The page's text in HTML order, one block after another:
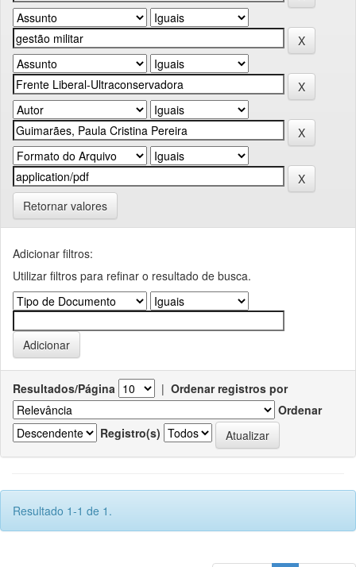
Retornar valores
Adicionar filtros:
Utilizar filtros para refinar o resultado de busca.
Resultados/Página | Ordenar registros por
Ordenar
Registro(s)
Resultado 1-1 de 1.